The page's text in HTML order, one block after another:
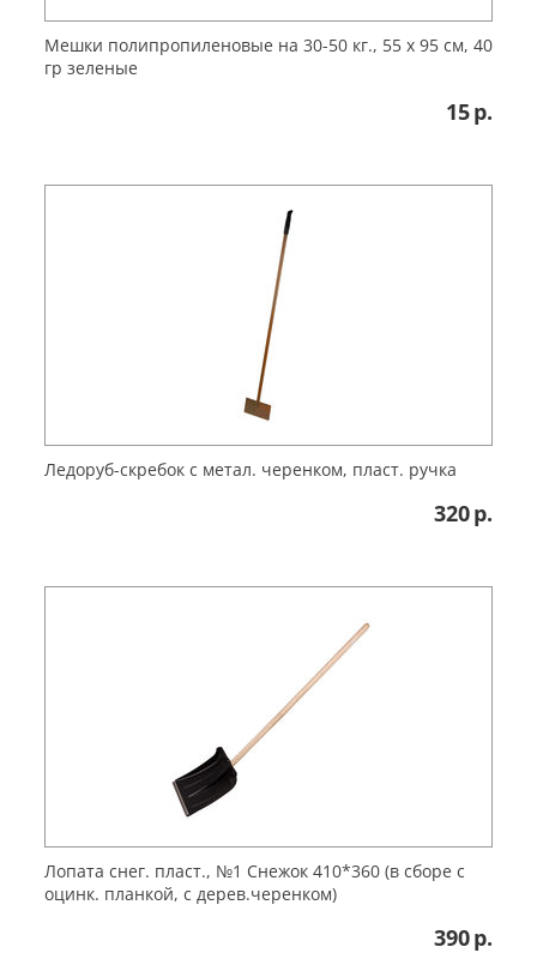
Мешки полипропиленовые на 30-50 кг., 55 х 95 см, 40
гр зеленые
15р.
Ледоруб-скребок с метал. черенком, пласт. ручка
320р.
Лопата снег. пласт., №1 Снежок 410*360 (в сборе с
оцинк. планкой, с дерев.черенком)
390р.